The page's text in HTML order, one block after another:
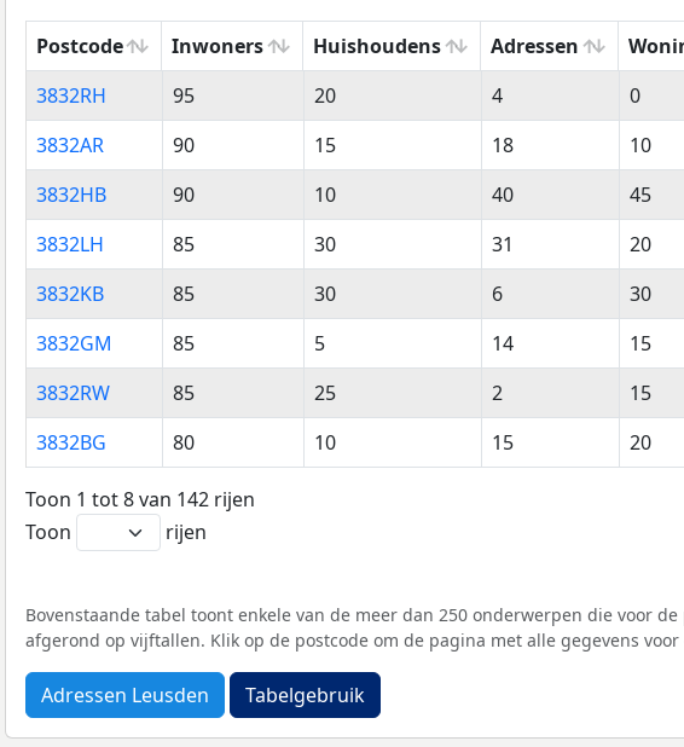
Postcode
Inwoners Huishoudens Adressen
Postcode
Inwoners Huishoudens Adressen
3832RH 95 20 4 0
3832AR
90 15 18 10
3832HB
90 10 40 45
3832LH
85 30 31 20
3832KB
85 30 6 30
3832GM
85 5 14 15
3832RW
85 25 2 15
3832BG
80 10 15 20
Toon 1 tot 8 van 142 rijen
Toon
rijen
Bovenstaande tabel toont enkele van de meer dan 250 onderwerpen die voor
afgerond op vijftallen. Klik op de postcode om de pagina met alle gegevens
Adressen Leusden Tabelgebruik